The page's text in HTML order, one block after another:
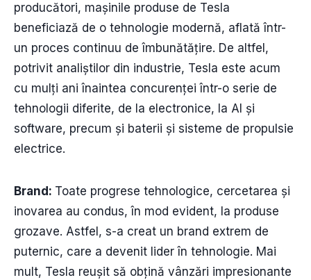
producători, mașinile produse de Tesla
beneficiază de o tehnologie modernă, aflată într-
un proces continuu de îmbunătățire. De altfel,
potrivit analiștilor din industrie, Tesla este acum
cu mulți ani înaintea concurenței într-o serie de
tehnologii diferite, de la electronice, la AI și
software, precum și baterii și sisteme de propulsie
electrice.
Brand: Toate progrese tehnologice, cercetarea și
inovarea au condus, în mod evident, la produse
grozave. Astfel, s-a creat un brand extrem de
puternic, care a devenit lider în tehnologie. Mai
mult, Tesla reușit să obțină vânzări impresionante